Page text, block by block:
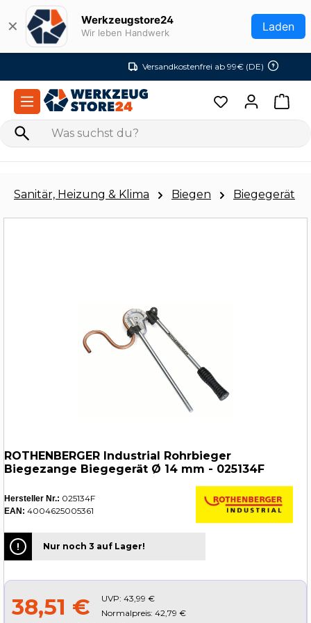
Zum Hauptinhalt springen
✕ Werkzeugstore24
Wir leben Handwerk Laden
Versandkostenfrei ab 99€ (DE)
Sanitär, Heizung & Klima Biegen Biegegerät
ROTHENBERGER Industrial Rohrbieger
Biegezange Biegegerät Ø 14 mm - 025134F
Hersteller Nr.: 025134F
EAN: 4004625005361
Nur noch 3 auf Lager!
38,51 € UVP: 43,99 €
Normalpreis: 42,79 €